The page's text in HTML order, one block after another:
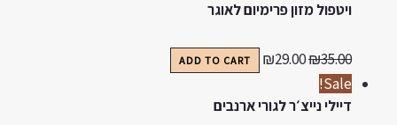
ויטפול מזון פרימיום לאוגר
₪35.00
₪29.00
ADD TO CART
Sale!
דיילי נייצ׳ר לגורי ארנבים